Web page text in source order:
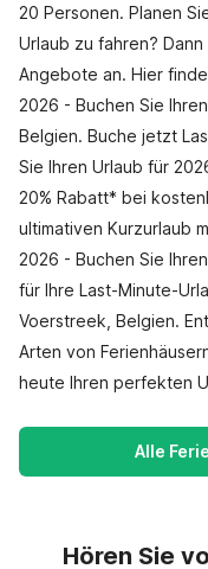
20 Personen. Planen
Urlaub zu fahren?
Angebote an. Hier
2026 - Buchen Sie
Belgien. Buche jetzt
Sie Ihren Urlaub für
20% Rabatt* bei
ultimativen Kurzurlaub
2026 - Buchen Sie
für Ihre Last-Minute-
Voerstreek, Belgien.
Arten von
heute Ihren perfekten
Alle
Hören Sie